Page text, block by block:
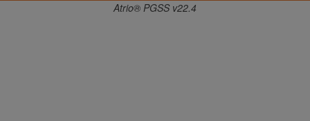
Atrio® PGSS v22.4